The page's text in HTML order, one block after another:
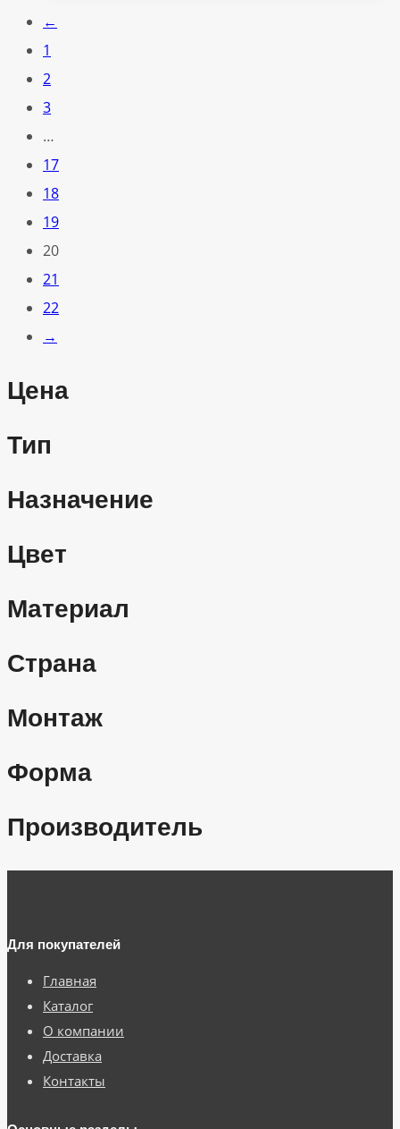
←
1
2
3
…
17
18
19
20
21
22
→
Цена
Тип
Назначение
Цвет
Материал
Страна
Монтаж
Форма
Производитель
Для покупателей
Главная
Каталог
О компании
Доставка
Контакты